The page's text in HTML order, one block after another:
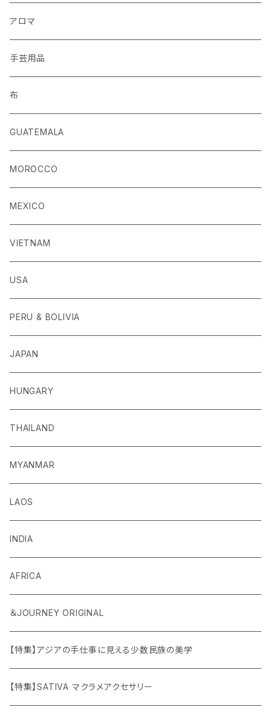
手袋
クッションカバー
アロマ
手芸用品
布
GUATEMALA
MOROCCO
MEXICO
VIETNAM
USA
PERU & BOLIVIA
JAPAN
HUNGARY
THAILAND
MYANMAR
LAOS
INDIA
AFRICA
＆JOURNEY ORIGINAL
【特集】アジアの手仕事に見える少数民族の美学
【特集】SATIVA マクラメアクセサリー